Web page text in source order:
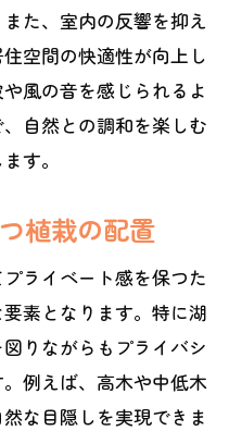
た、室内の反響を抑え
空間の快適性が向上し
風の音を感じられるよ
自然との調和を楽しむ
す。
植栽の配置
ライベート感を保つた
素となります。特に湖
りながらもプライバシ
例えば、高木や中低木
な目隠しを実現できま